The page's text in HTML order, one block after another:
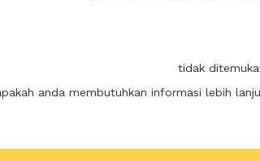
tidak
anda membutuhkan informasi lebih